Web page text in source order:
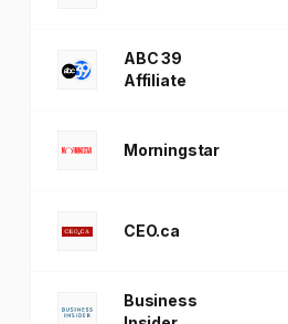
ABC 39
Affiliate
Morningstar
CEO.ca
Business